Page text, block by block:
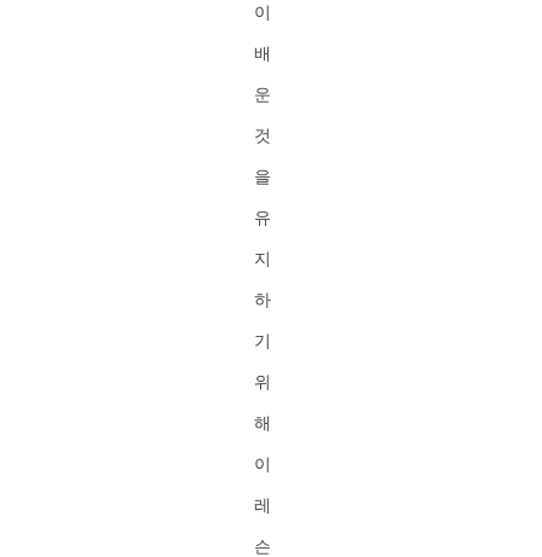
이
배
운
것
을
유
지
하
기
위
해
이
레
슨